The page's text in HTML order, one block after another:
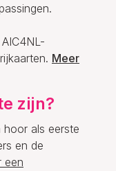
Meer
zijn?
als eerste
en de
een